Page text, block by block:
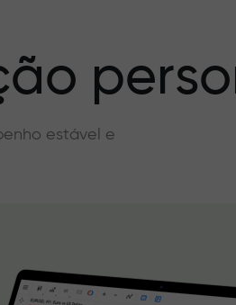
estável e